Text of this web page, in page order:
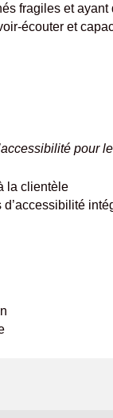
fragiles et ayant
écouter et
pour
la clientèle